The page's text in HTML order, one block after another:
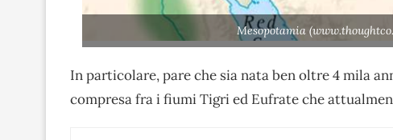
Mesopotamia
In particolare, pare che sia nata ben oltre 4 mila
compresa fra i fiumi Tigri ed Eufrate che